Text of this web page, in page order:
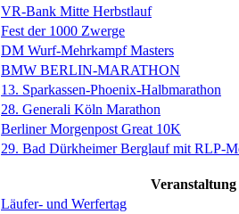
VR-Bank Mitte Herbstlauf
Fest der 1000 Zwerge
DM Wurf-Mehrkampf Masters
BMW BERLIN-MARATHON
13. Sparkassen-Phoenix-Halbmarathon
28. Generali Köln Marathon
Berliner Morgenpost Great 10K
29. Bad Dürkheimer Berglauf mit RLP-
Veranstaltung
Läufer- und Werfertag